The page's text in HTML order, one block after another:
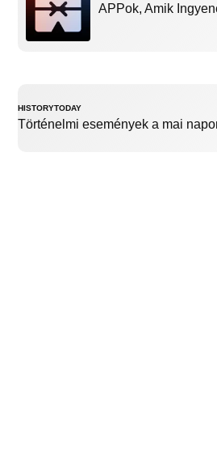
APPok, Amik
HISTORYTODAY
Történelmi események a mai